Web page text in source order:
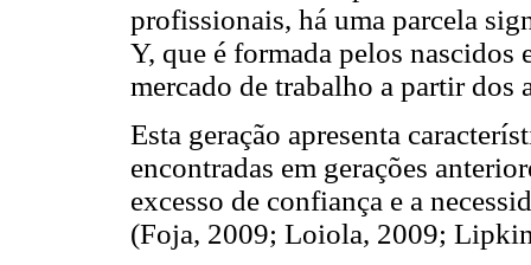
profissionais, há uma parcela
Y, que é formada pelos nascidos
mercado de trabalho a partir
Esta geração apresenta
encontradas em gerações
excesso de confiança e a
(Foja, 2009; Loiola, 2009;